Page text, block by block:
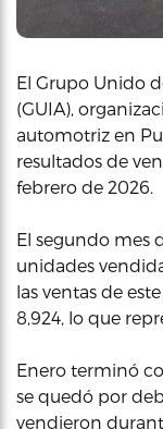
El Grupo Unido
(GUIA),
automotriz en
resultados de
febrero de 2026.
El segundo mes
unidades
las ventas de
8,924, lo que
Enero terminó
se quedó por
vendieron